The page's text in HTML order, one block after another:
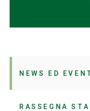
NEWS ED
RASSEGNA